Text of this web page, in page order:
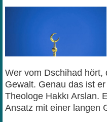
Wer vom Dschihad hört,
Gewalt. Genau das ist
Theologe Hakkı Arslan.
Ansatz mit einer langen